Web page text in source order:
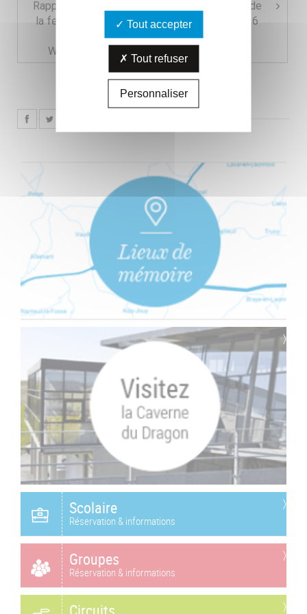
Rapport d’un officier du RIR92 en poste près de
la ferme d’Hurtebise, Caverne du Dragon, le 16
avril 1917. Generallandesarchiv Bade-
Wurttemberg, Karlsruhe, GLA 456 F1 253.
Scolaire
Réservation & informations
Groupes
Réservation & informations
Tout accepter
Tout refuser
Personnaliser